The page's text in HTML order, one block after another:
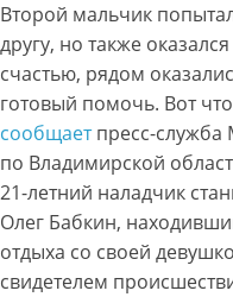
Второй мальчик
другу, но также
счастью, рядом
готовый помочь. Вот
сообщаетпресс-служба
по Владимирской
21-летний наладчик
Олег Бабкин,
отдыха со своей
свидетелем